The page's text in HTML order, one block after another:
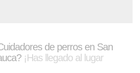
de perros en San
¡Has llegado al lugar